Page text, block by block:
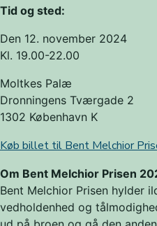
Tid og sted:
Den 12. november 2024
Kl. 19.00-22.00
Moltkes Palæ
Dronningens Tværgade 2
1302 København K
Køb billet til Bent Melchior
Om Bent Melchior Prisen
Bent Melchior Prisen hylder
vedholdenhed og